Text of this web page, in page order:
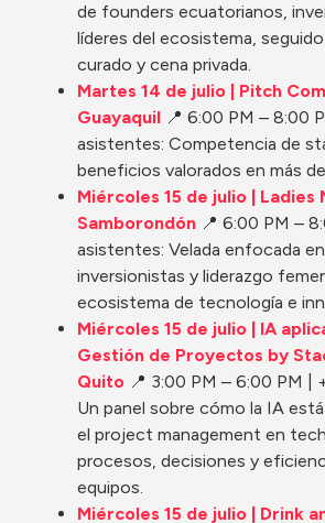
de founders ecuatorianos,
líderes del ecosistema,
curado y cena privada.
Martes 14 de julio | Pitch
Guayaquil 📍 6:00 PM – 8:00
asistentes: Competencia de
beneficios valorados en más
Miércoles 15 de julio | Ladies
Samborondón 📍 6:00 PM –
asistentes: Velada enfocada
inversionistas y liderazgo
ecosistema de tecnología e
Miércoles 15 de julio | IA
Gestión de Proyectos by
Quito 📍 3:00 PM – 6:00 PM |
Un panel sobre cómo la IA
el project management en
procesos, decisiones y
equipos.
Miércoles 15 de julio | Drink